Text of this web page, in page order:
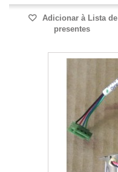
Adicionar à Lista de
presentes